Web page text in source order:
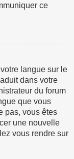
ce
langue sur le
dans votre
du forum
que vous
pas, vous êtes
une nouvelle
vous rendre sur